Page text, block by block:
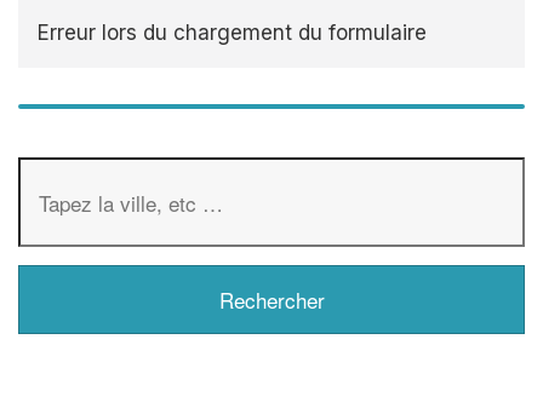
Erreur lors du chargement du formulaire